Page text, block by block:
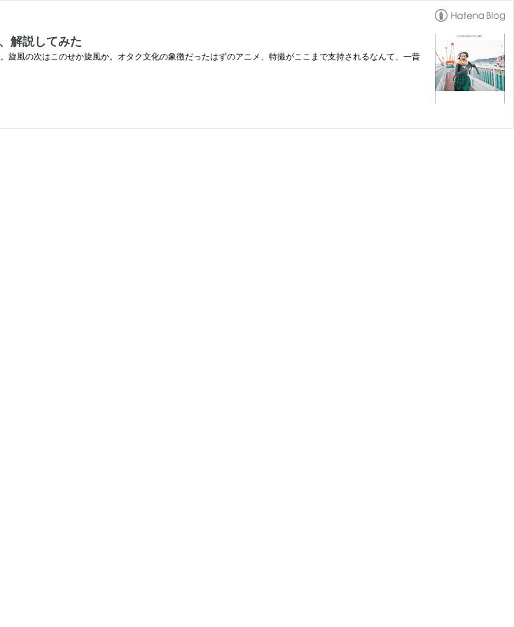
解説してみた
風の次はこのせか旋風か。オタク文化の象徴だったはずのアニメ、特撮がここまで支持されるなんて、一昔